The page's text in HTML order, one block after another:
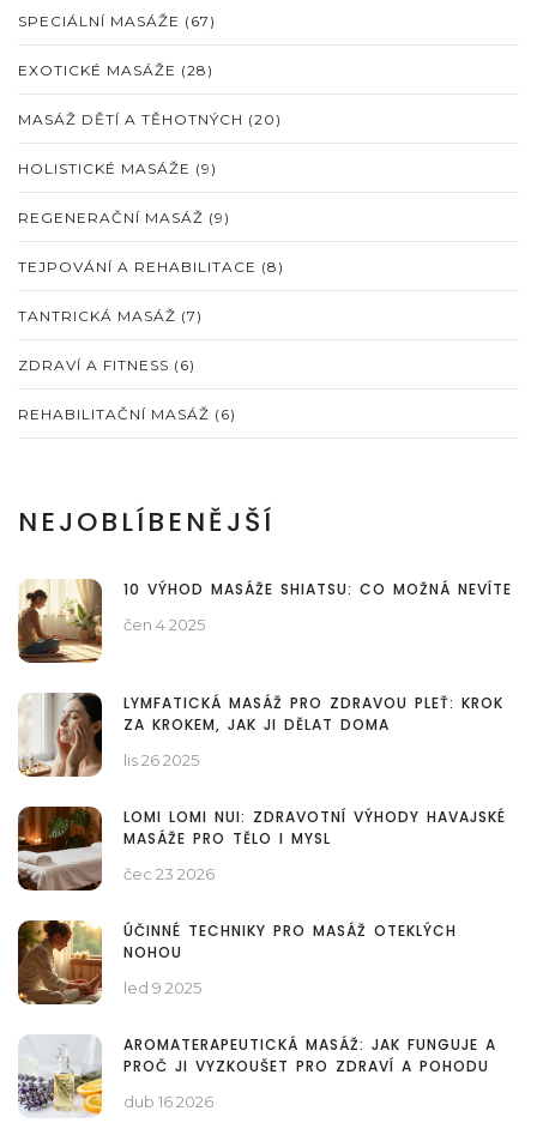
SPECIÁLNÍ MASÁŽE (67)
EXOTICKÉ MASÁŽE (28)
MASÁŽ DĚTÍ A TĚHOTNÝCH (20)
HOLISTICKÉ MASÁŽE (9)
REGENERAČNÍ MASÁŽ (9)
TEJPOVÁNÍ A REHABILITACE (8)
TANTRICKÁ MASÁŽ (7)
ZDRAVÍ A FITNESS (6)
REHABILITAČNÍ MASÁŽ (6)
NEJOBLÍBENĚJŠÍ
10 VÝHOD MASÁŽE SHIATSU: CO MOŽNÁ NEVÍTE
čen 4 2025
LYMFATICKÁ MASÁŽ PRO ZDRAVOU PLEŤ: KROK
ZA KROKEM, JAK JI DĚLAT DOMA
lis 26 2025
LOMI LOMI NUI: ZDRAVOTNÍ VÝHODY HAVAJSKÉ
MASÁŽE PRO TĚLO I MYSL
čec 23 2026
ÚČINNÉ TECHNIKY PRO MASÁŽ OTEKLÝCH
NOHOU
led 9 2025
AROMATERAPEUTICKÁ MASÁŽ: JAK FUNGUJE A
PROČ JI VYZKOUŠET PRO ZDRAVÍ A POHODU
dub 16 2026